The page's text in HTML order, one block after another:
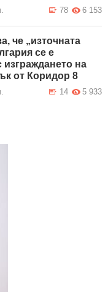
6 153
78
че „източната
се е
изграждането на
от Коридор 8
5 933
14